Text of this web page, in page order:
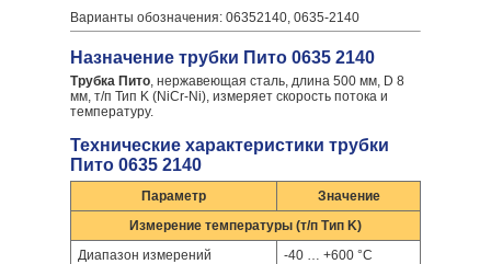
Варианты обозначения: 06352140, 0635-2140
Назначение трубки Пито 0635 2140
Трубка Пито, нержавеющая сталь, длина 500 мм, D 8
мм, т/п Тип K (NiCr-Ni), измеряет скорость потока и
температуру.
Технические характеристики трубки
Пито 0635 2140
Параметр
Значение
Измерение температуры (т/п Тип K)
Диапазон измерений
-40 … +600 °C